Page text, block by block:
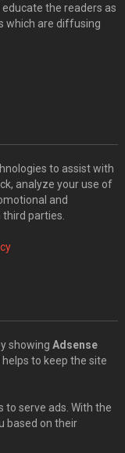
the readers as
which are diffusing
to assist with
analyze your use of
and
parties.
showing Adsense
to keep the site
to serve ads. With the
based on their